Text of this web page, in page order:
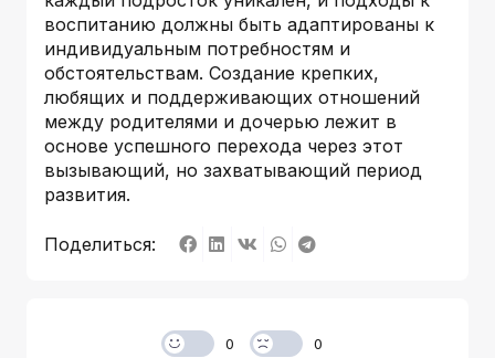
воспитанию должны быть адаптированы к
индивидуальным потребностям и
обстоятельствам. Создание крепких,
любящих и поддерживающих отношений
между родителями и дочерью лежит в
основе успешного перехода через этот
вызывающий, но захватывающий период
развития.
Поделиться:
0 0